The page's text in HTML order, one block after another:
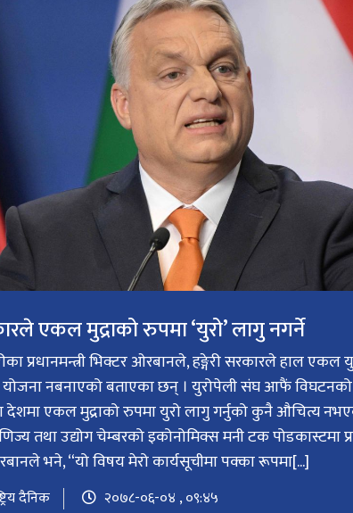
एकल मुद्राको रुपमा ‘युरो’ लागु नगर्ने
प्रधानमन्त्री भिक्टर ओरबानले, हङ्गेरी सरकारले हाल एकल
नबनाएको बताएका छन् । युरोपेली संघ आफैं
देशमा एकल मुद्राको रुपमा युरो लागु गर्नुको कुनै औचित्य
तथा उद्योग चेम्बरको इकोनोमिक्स मनी टक पोडकास्टमा
भने, “यो विषय मेरो कार्यसूचीमा पक्का रूपमा[...]
दैनिक २०७८-०६-०४ , ०९:४५